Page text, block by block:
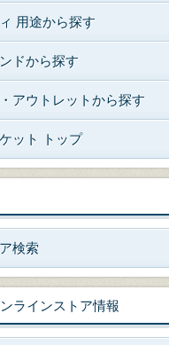
用途から探す
ドから探す
アウトレットから探す
ット トップ
検索
ラインストア情報